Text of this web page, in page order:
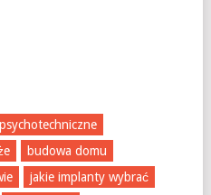
budowa domu
jakie implanty wybrać